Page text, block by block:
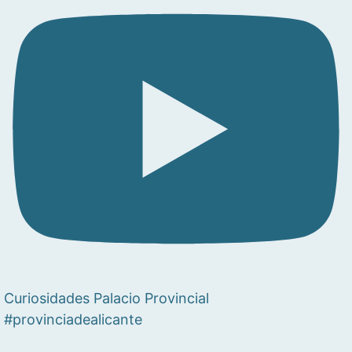
Curiosidades Palacio Provincial
#provinciadealicante